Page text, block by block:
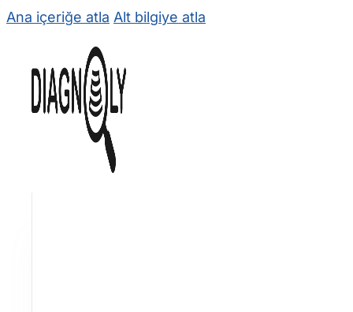
Ana içeriğe atla Alt bilgiye atla